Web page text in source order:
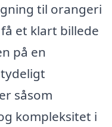
til orangeri
et klart billede
på en
såsom
kompleksitet i